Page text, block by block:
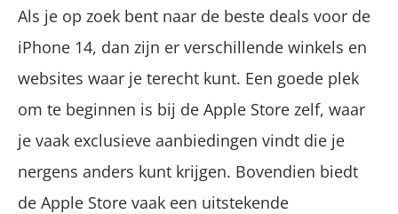
Als je op zoek bent naar de beste deals voor de
iPhone 14, dan zijn er verschillende winkels en
websites waar je terecht kunt. Een goede plek
om te beginnen is bij de Apple Store zelf, waar
je vaak exclusieve aanbiedingen vindt die je
nergens anders kunt krijgen. Bovendien biedt
de Apple Store vaak een uitstekende